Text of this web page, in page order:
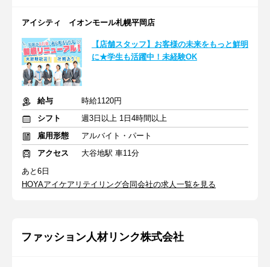
アイシティ イオンモール札幌平岡店
【店舗スタッフ】お客様の未来をもっと鮮明
に★学生も活躍中！未経験OK
給与
時給1120円
シフト
週3日以上 1日4時間以上
雇用形態
アルバイト・パート
アクセス
大谷地駅 車11分
あと6日
HOYAアイケアリテイリング合同会社の求人一覧を見る
ファッション人材リンク株式会社